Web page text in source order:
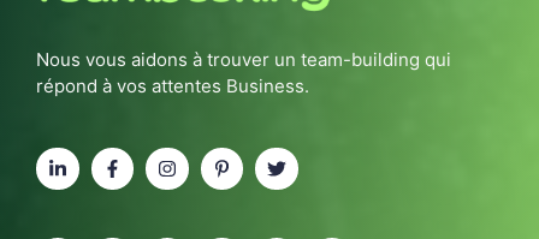
Nous vous aidons à trouver un team-building qui
répond à vos attentes Business.